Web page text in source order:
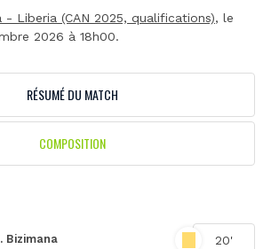
- Liberia (CAN 2025, qualifications), le
2026 à 18h00.
RÉSUMÉ DU MATCH
COMPOSITION
20'
Bizimana